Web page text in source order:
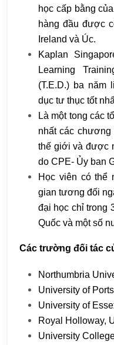
học cấp bằng
hàng đầu được
Ireland và Úc.
Kaplan
Learning
(T.E.D.) ba năm
dục tư thục tốt
Là một tong các
nhất các chương
thế giới và được
do CPE- Ủy ban
Học viên có thể
gian tương đối
đại học chỉ trong
Quốc và một số
Các trường đối tác
Northumbria
University of
University of
Royal Holloway,
University